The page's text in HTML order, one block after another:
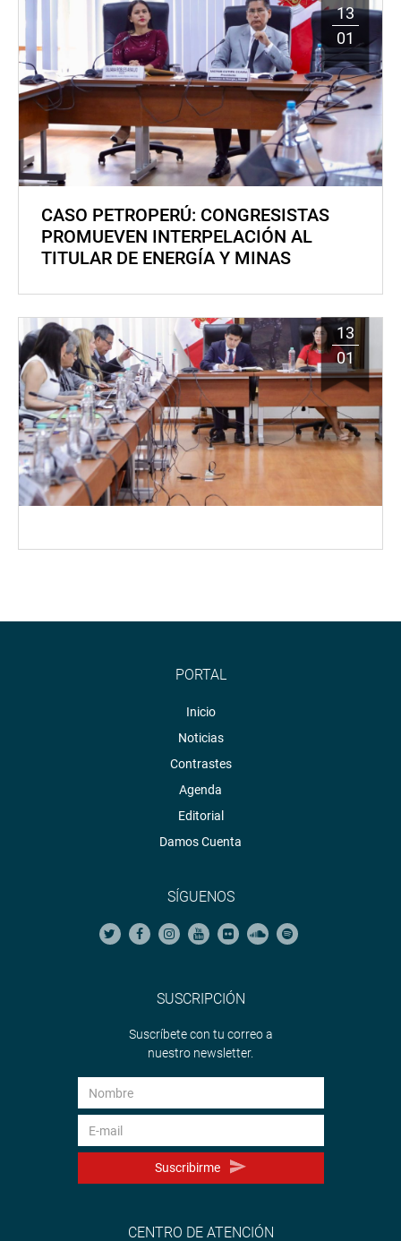
13
01
CASO PETROPERÚ: CONGRESISTAS
PROMUEVEN INTERPELACIÓN AL
TITULAR DE ENERGÍA Y MINAS
13
01
PORTAL
Inicio
Noticias
Contrastes
Agenda
Editorial
Damos Cuenta
SÍGUENOS
SUSCRIPCIÓN
Suscríbete con tu correo a
nuestro newsletter.
Suscribirme
CENTRO DE ATENCIÓN